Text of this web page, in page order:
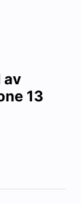
av
13